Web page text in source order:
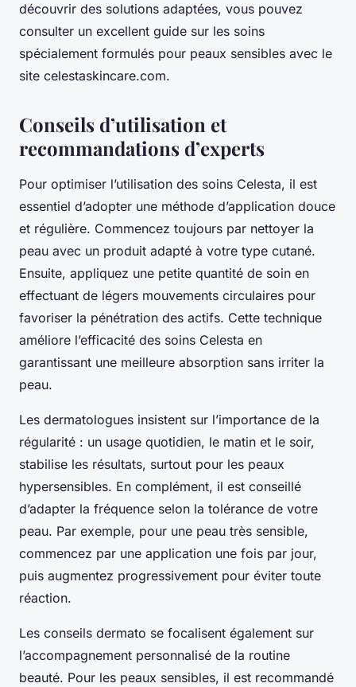
découvrir des solutions adaptées, vous pouvez
consulter un excellent guide sur les soins
spécialement formulés pour peaux sensibles avec le
site celestaskincare.com.
Conseils d’utilisation et
recommandations d’experts
Pour optimiser l’utilisation des soins Celesta, il est
essentiel d’adopter une méthode d’application douce
et régulière. Commencez toujours par nettoyer la
peau avec un produit adapté à votre type cutané.
Ensuite, appliquez une petite quantité de soin en
effectuant de légers mouvements circulaires pour
favoriser la pénétration des actifs. Cette technique
améliore l’efficacité des soins Celesta en
garantissant une meilleure absorption sans irriter la
peau.
Les dermatologues insistent sur l’importance de la
régularité : un usage quotidien, le matin et le soir,
stabilise les résultats, surtout pour les peaux
hypersensibles. En complément, il est conseillé
d’adapter la fréquence selon la tolérance de votre
peau. Par exemple, pour une peau très sensible,
commencez par une application une fois par jour,
puis augmentez progressivement pour éviter toute
réaction.
Les conseils dermato se focalisent également sur
l’accompagnement personnalisé de la routine
beauté. Pour les peaux sensibles, il est recommandé